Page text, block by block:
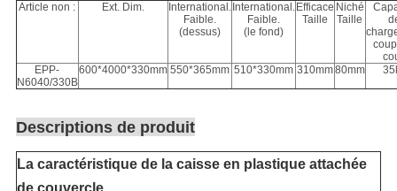
Article non : Ext. Dim.
International.
Faible.
(dessus)
International.
Faible.
(le fond)
Efficace
Taille
Niché
Taille
EPP-
N6040/330B
600*4000*330mm 550*365mm 510*330mm 310mm80mm
Descriptions de produit
La caractéristique de la caisse en plastique attachée